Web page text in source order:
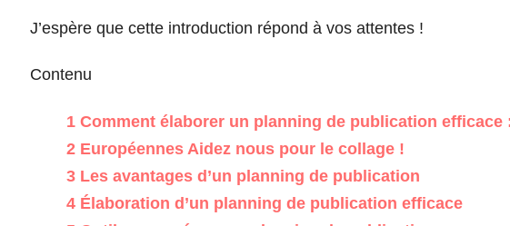
J’espère que cette introduction répond à vos attentes !
Contenu
1 Comment élaborer un planning de publication efficace
2 Européennes Aidez nous pour le collage !
3 Les avantages d’un planning de publication
4 Élaboration d’un planning de publication efficace